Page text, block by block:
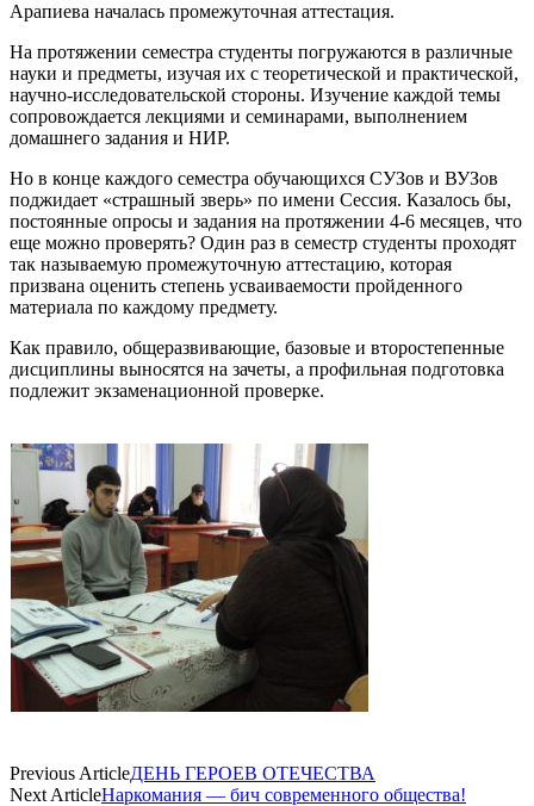
Арапиева началась промежуточная аттестация.
На протяжении семестра студенты погружаются в различные
науки и предметы, изучая их с теоретической и практической,
научно-исследовательской стороны. Изучение каждой темы
сопровождается лекциями и семинарами, выполнением
домашнего задания и НИР.
Но в конце каждого семестра обучающихся СУЗов и ВУЗов
поджидает «страшный зверь» по имени Сессия. Казалось бы,
постоянные опросы и задания на протяжении 4-6 месяцев, что
еще можно проверять? Один раз в семестр студенты проходят
так называемую промежуточную аттестацию, которая
призвана оценить степень усваиваемости пройденного
материала по каждому предмету.
Как правило, общеразвивающие, базовые и второстепенные
дисциплины выносятся на зачеты, а профильная подготовка
подлежит экзаменационной проверке.
Previous ArticleДЕНЬ ГЕРОЕВ ОТЕЧЕСТВА
Next ArticleНаркомания — бич современного общества!